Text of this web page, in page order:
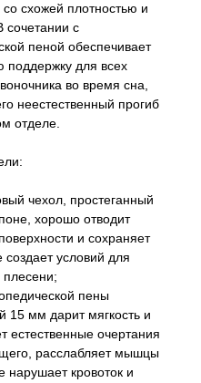
схожей плотностью и
с
пеной обеспечивает
поддержку для всех
во время сна,
неестественный прогиб
отделе.
чехол, простеганный
хорошо отводит
и сохраняет
создает условий для
плесени;
пены
15 мм дарит мягкость и
естественные очертания
расслабляет мышцы
нарушает кровоток и